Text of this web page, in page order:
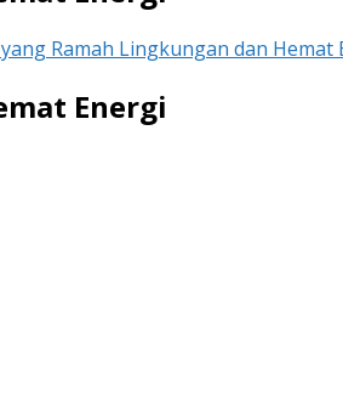
Ramah Lingkungan dan Hemat
Energi